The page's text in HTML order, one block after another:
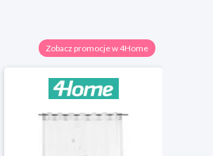
Zobacz promocje w 4Home